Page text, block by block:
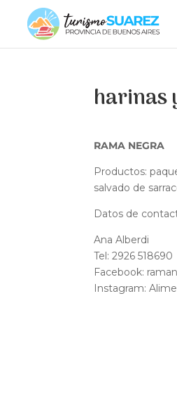
harinas
RAMA NEGRA
Productos:
salvado de
Datos de
Ana Alberdi
Tel: 2926 518690
Facebook:
Instagram: